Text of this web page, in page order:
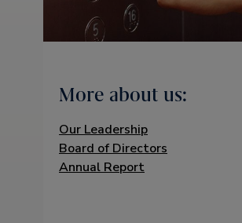
More about us:
Our Leadership
Board of Directors
Annual Report